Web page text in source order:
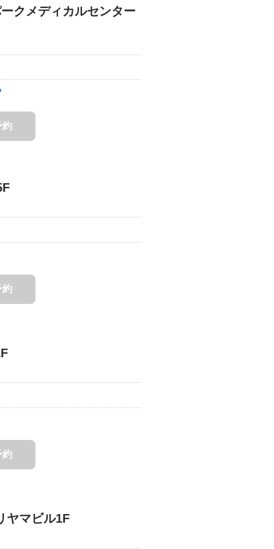
クメディカルセンター
約
約
約
ヤマビル1F